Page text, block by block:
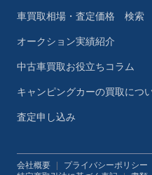
車買取相場・査定価格 検索
オークション実績紹介
中古車買取お役立ちコラム
キャンピングカーの買取につ
査定申し込み
会社概要 | プライバシーポリシー